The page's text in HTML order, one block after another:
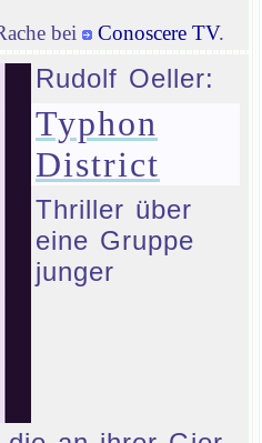
bei
Conoscere TV.
Rudolf Oeller:
Typhon
District
Thriller über
eine Gruppe
junger